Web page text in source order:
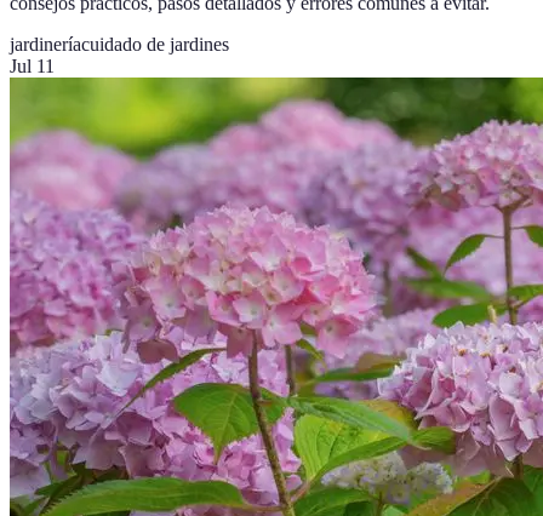
jardineríacuidado de jardines
Jul 11